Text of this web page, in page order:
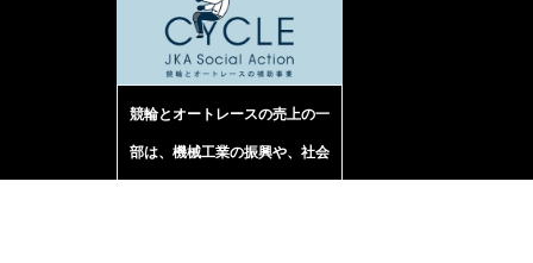
競輪とオートレースの売上の一
部は、機械工業の振興や、社会